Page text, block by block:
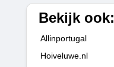
Bekijk ook:
Allinportugal
Hoiveluwe.nl